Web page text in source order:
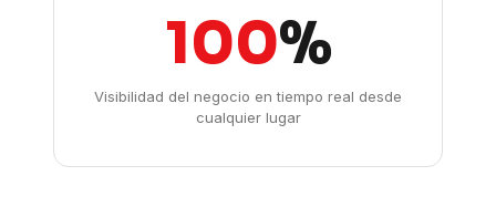
100%
Visibilidad del negocio en tiempo real desde
cualquier lugar